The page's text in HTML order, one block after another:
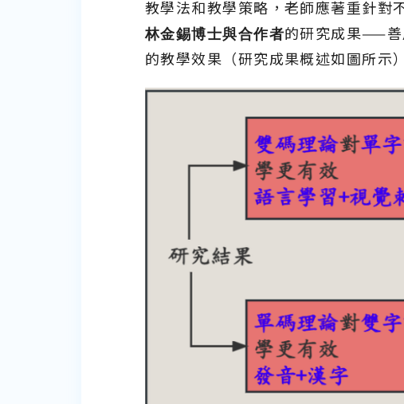
教學法和教學策略，老師應著重針對
林金錫博士與合作者的研究成果——善
的教學效果（研究成果概述如圖所示